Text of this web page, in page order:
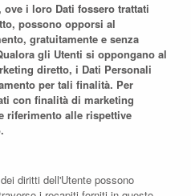
i loro Dati fossero trattati
possono opporsi al
gratuitamente e senza
gli Utenti si oppongano al
diretto, i Dati Personali
per tali finalità. Per
con finalità di marketing
riferimento alle rispettive
diritti dell'Utente possono